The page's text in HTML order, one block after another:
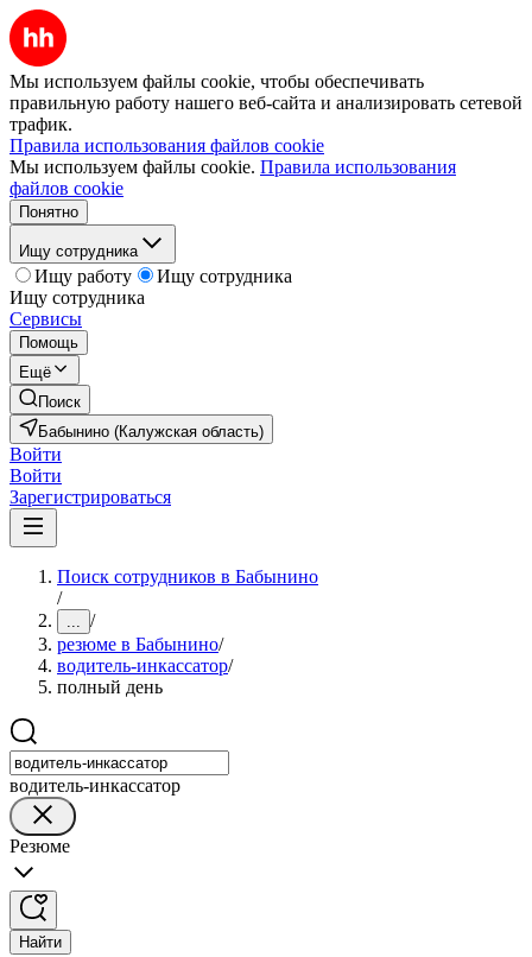
Мы используем файлы cookie, чтобы обеспечивать
правильную работу нашего веб-сайта и анализировать сетевой
трафик.
Правила использования файлов cookie
Мы используем файлы cookie. Правила использования
файлов cookie
Понятно
Ищу сотрудника
Ищу работу
Ищу сотрудника
Ищу сотрудника
Сервисы
Помощь
Ещё
Поиск
Бабынино (Калужская область)
Войти
Войти
Зарегистрироваться
Поиск сотрудников в Бабынино
/
... /
резюме в Бабынино/
водитель-инкассатор/
полный день
водитель-инкассатор
Резюме
Найти